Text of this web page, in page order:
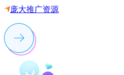
庞大推广资源